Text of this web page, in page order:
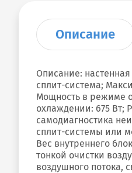
Описание
Описание:
сплит-система;
Мощность в режиме
охлаждении: 675 Вт;
самодиагностика
сплит-системы или
Вес внутреннего
тонкой очистки
воздушного потока,